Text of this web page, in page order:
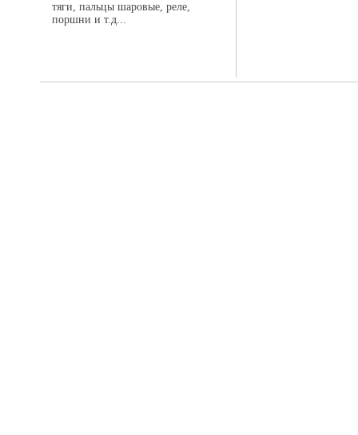
тяги, пальцы шаровые, реле,
поршни и т.д...